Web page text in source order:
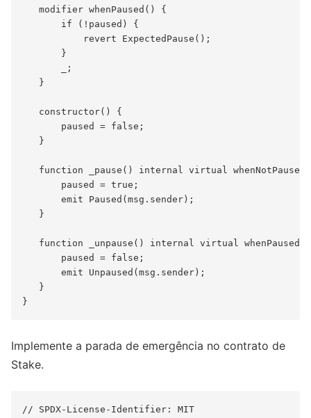
   modifier whenPaused() {
       if (!paused) {
           revert ExpectedPause();
       }
       _;
   }
   constructor() {
       paused = false;
   }
function _pause() internal virtual whenNotPaused
       paused = true;
       emit Paused(msg.sender);
   }
   function _unpause() internal virtual whenPaused {
       paused = false;
       emit Unpaused(msg.sender);
   }
Implemente a parada de emergência no contrato de
Stake.
// SPDX-License-Identifier: MIT